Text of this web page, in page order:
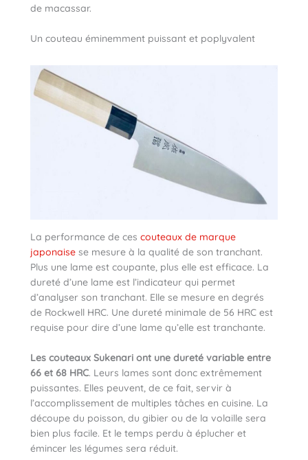
de macassar.
Un couteau éminemment puissant et poplyvalent
La performance de ces couteaux de marque
japonaise se mesure à la qualité de son tranchant.
Plus une lame est coupante, plus elle est efficace. La
dureté d’une lame est l’indicateur qui permet
d’analyser son tranchant. Elle se mesure en degrés
de Rockwell HRC. Une dureté minimale de 56 HRC est
requise pour dire d’une lame qu’elle est tranchante.
Les couteaux Sukenari ont une dureté variable entre
66 et 68 HRC. Leurs lames sont donc extrêmement
puissantes. Elles peuvent, de ce fait, servir à
l’accomplissement de multiples tâches en cuisine. La
découpe du poisson, du gibier ou de la volaille sera
bien plus facile. Et le temps perdu à éplucher et
émincer les légumes sera réduit.